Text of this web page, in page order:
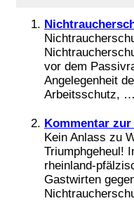
vor dem
Angelegenheit
Arbeitsschutz,
Kommentar
Kein Anlass zu
Triumphgeheul!
rheinland-
Gastwirten